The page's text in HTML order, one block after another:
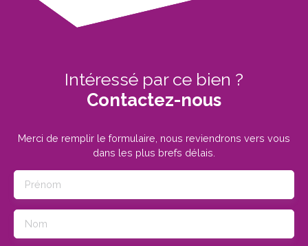
Intéressé par ce bien ?
Contactez-nous
Merci de remplir le formulaire, nous reviendrons vers vous
dans les plus brefs délais.
Prénom
Nom